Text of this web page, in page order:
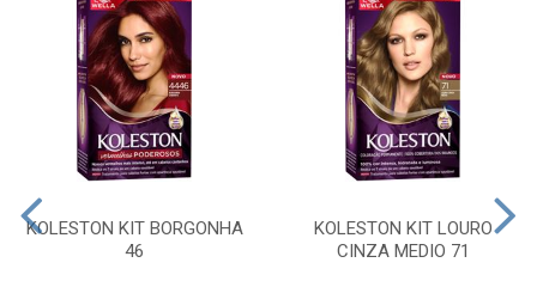
KOLESTON KIT BORGONHA
46
KOLESTON KIT LOURO
CINZA MEDIO 71